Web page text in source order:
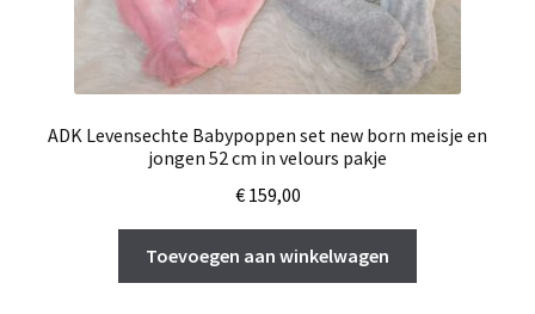
ADK Levensechte Babypoppen set new born meisje en
jongen 52 cm in velours pakje
€159,00
Toevoegen aan winkelwagen